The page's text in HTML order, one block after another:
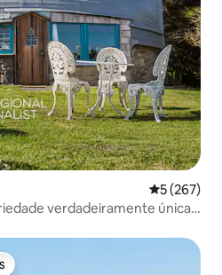
5 de uma
5 (267)
verdadeiramente única